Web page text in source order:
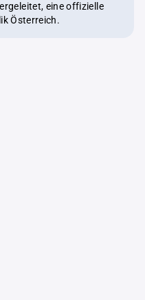
Österreich.